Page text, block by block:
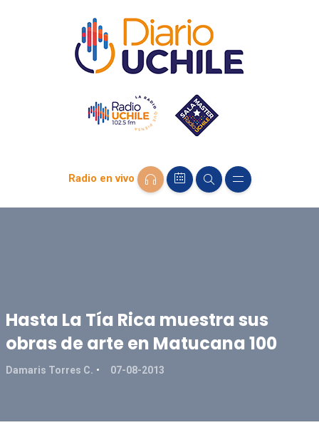
Radio en vivo
Hasta La Tía Rica muestra sus
obras de arte en Matucana 100
Damaris Torres C. 07-08-2013